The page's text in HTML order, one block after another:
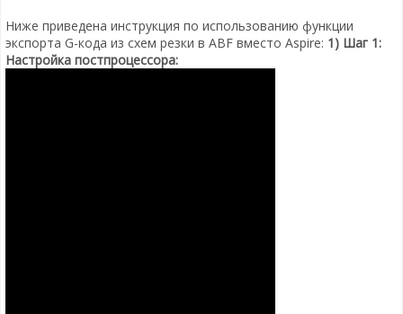
Ниже приведена инструкция по использованию функции
экспорта G-кода из схем резки в ABF вместо Aspire: 1) Шаг 1:
Настройка постпроцессора: